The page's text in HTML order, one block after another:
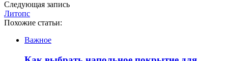
Следующая запись
Литопс
Похожие статьи:
Важное